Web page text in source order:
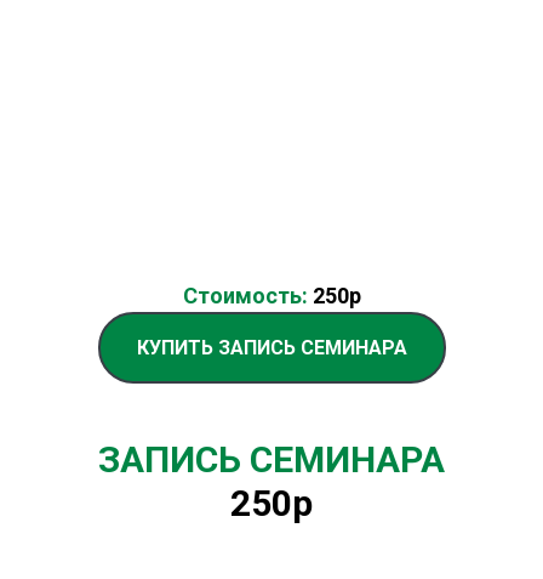
Стоимость: 250р
КУПИТЬ ЗАПИСЬ СЕМИНАРА
ЗАПИСЬ СЕМИНАРА
250р